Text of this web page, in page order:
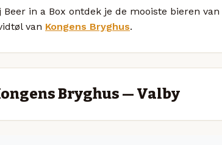
Beer in a Box ontdek je de mooiste bieren
van Kongens Bryghus.
Bryghus — Valby